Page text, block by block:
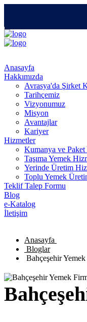
Anasayfa
Hakkımızda
Avrasya'da Şirket
Tarihçemiz
Vizyonumuz
Misyon
Avantajlar
Kariyer
Hizmetler
Kumanya ve Paket
Taşıma Yemek
Yerinde Üretim
Toplu Yemek
Teklif Talep Formu
Blog
e-Katalog
İletişim
Anasayfa
Bloglar
Bahçeşehir Yemek